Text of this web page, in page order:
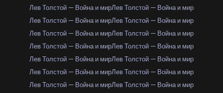
Лев Толстой — Война и мирЛев Толстой — Война и мир
Лев Толстой — Война и мирЛев Толстой — Война и мир
Лев Толстой — Война и мирЛев Толстой — Война и мир
Лев Толстой — Война и мирЛев Толстой — Война и мир
Лев Толстой — Война и мирЛев Толстой — Война и мир
Лев Толстой — Война и мирЛев Толстой — Война и мир
Лев Толстой — Война и мирЛев Толстой — Война и мир